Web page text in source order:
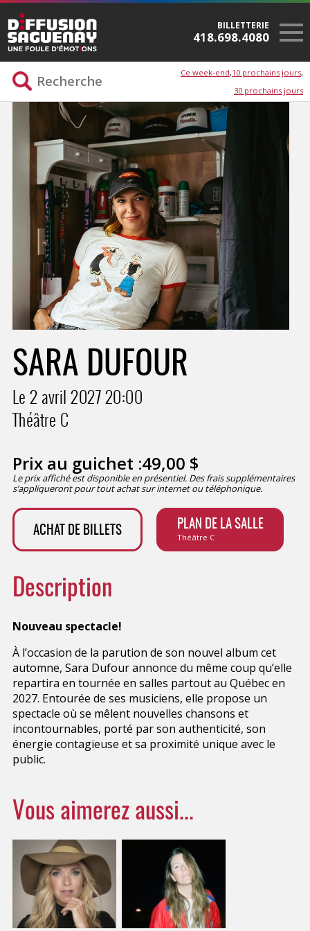
BILLETTERIE
418.698.4080
Ce week-end 10 prochains jours
30 prochains jours
SARA DUFOUR
Le 2 avril 202720:00
Théâtre C
Prix au guichet :49,00 $
Le prix affiché est disponible en présentiel. Des frais supplémentaires
s’appliqueront pour tout achat sur internet ou téléphonique.
ACHAT DE BILLETS PLAN DE LA SALLE
Théâtre C
Description
Nouveau spectacle!
À l’occasion de la parution de son nouvel album cet
automne, Sara Dufour annonce du même coup qu’elle
repartira en tournée en salles partout au Québec en
2027. Entourée de ses musiciens, elle propose un
spectacle où se mêlent nouvelles chansons et
incontournables, porté par son authenticité, son
énergie contagieuse et sa proximité unique avec le
public.
Vous aimerez aussi...